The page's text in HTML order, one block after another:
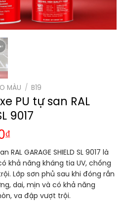
MÀU / B19
PU tự san RAL
9017
₫
GARAGE SHIELD SL 9017 là
khả năng kháng tia UV, chống
Lớp sơn phủ sau khi đóng rắn
dai, mịn và có khả năng
va đập vượt trội.